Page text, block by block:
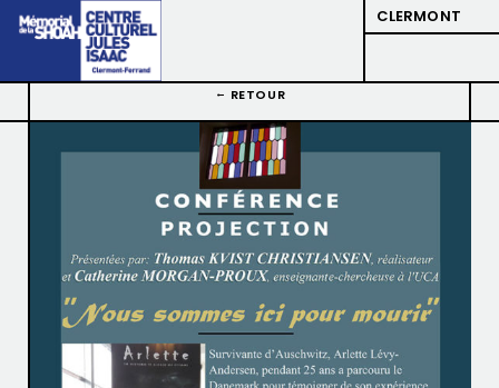
CLERMONT
RETOUR